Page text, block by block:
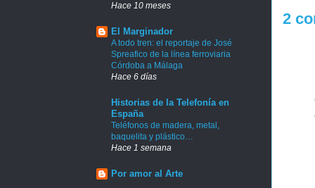
2
Hace 10 meses
El Marginador
A todo tren: el reportaje de José
Spreafico de la línea ferroviaria
Córdoba a Málaga
Hace 6 días
Historias de la Telefonía en
España
Teléfonos de madera, metal,
baquelita y plástico…
Hace 1 semana
Por amor al Arte